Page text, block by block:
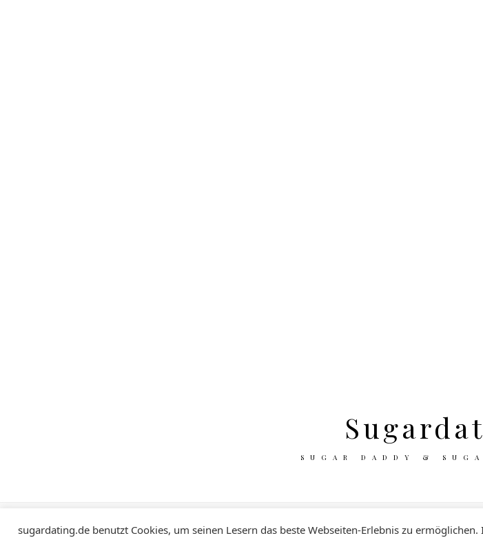
SUGAR DADDY &
Impressum Datenschutzerklärung
sugardating.de benutzt Cookies, um seinen Lesern das beste Webseiten-Erlebnis zu ermöglichen.